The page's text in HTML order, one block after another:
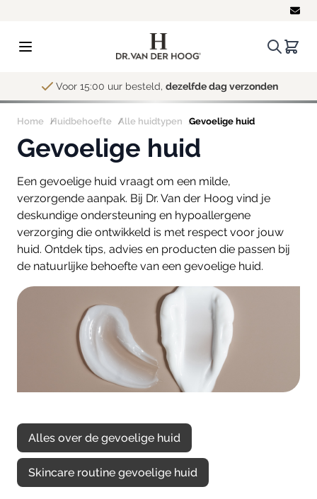
Zoeken.
Voor 15:00 uur besteld, dezelfde dag verzonden
Home Huidbehoefte Alle huidtypen Gevoelige huid
Gevoelige huid
Een gevoelige huid vraagt om een milde,
verzorgende aanpak. Bij Dr. Van der Hoog vind je
deskundige ondersteuning en hypoallergene
verzorging die ontwikkeld is met respect voor jouw
huid. Ontdek tips, advies en producten die passen bij
de natuurlijke behoefte van een gevoelige huid.
Alles over de gevoelige huid
Skincare routine gevoelige huid